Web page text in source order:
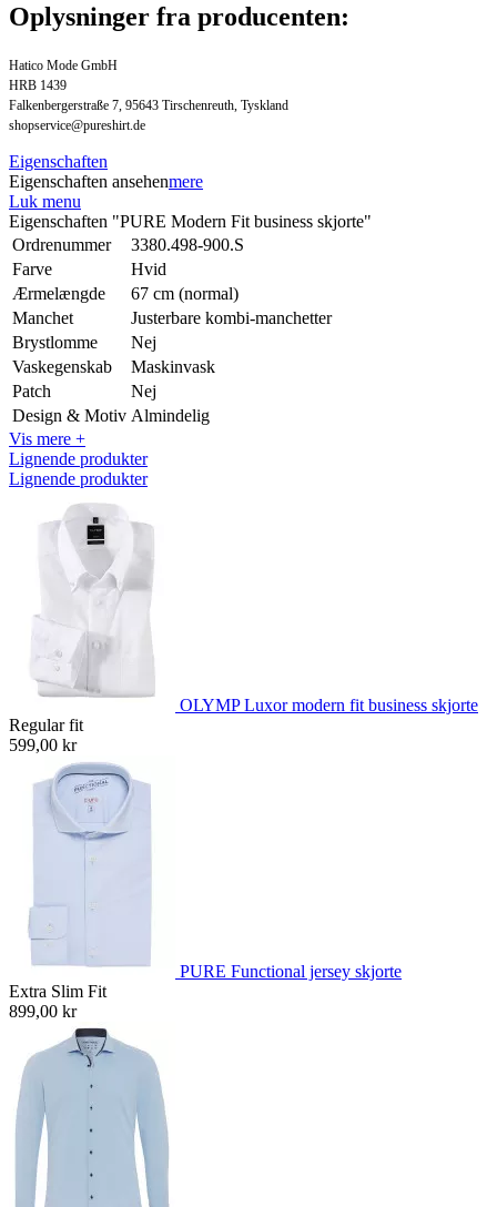
Oplysninger fra producenten:
Hatico Mode GmbH
HRB 1439
Falkenbergerstraße 7, 95643 Tirschenreuth, Tyskland
shopservice@pureshirt.de
Eigenschaften
Eigenschaften ansehenmere
Luk menu
Eigenschaften "PURE Modern Fit business skjorte"
Ordrenummer
3380.498-900.S
Farve
Hvid
Ærmelængde
67 cm (normal)
Manchet
Justerbare kombi-manchetter
Brystlomme
Nej
Vaskegenskab
Maskinvask
Patch
Nej
Design & Motiv Almindelig
Vis mere +
Lignende produkter
Lignende produkter
OLYMP Luxor modern fit business skjorte
Regular fit
599,00 kr
PURE Functional jersey skjorte
Extra Slim Fit
899,00 kr